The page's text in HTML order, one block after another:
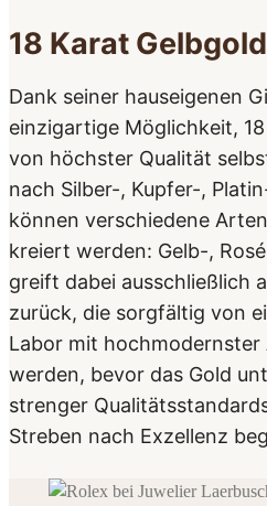
18 Karat Gelbgold
Dank seiner hauseigenen
einzigartige Möglichkeit,
von höchster Qualität
nach Silber-, Kupfer-,
können verschiedene
kreiert werden: Gelb-,
greift dabei ausschließlich
zurück, die sorgfältig von
Labor mit
werden, bevor das Gold
strenger
Streben nach Exzellenz